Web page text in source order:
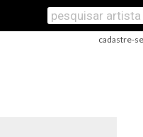
cadastre-se